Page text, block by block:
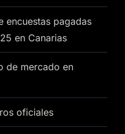
encuestas pagadas
en Canarias
de mercado en
oficiales